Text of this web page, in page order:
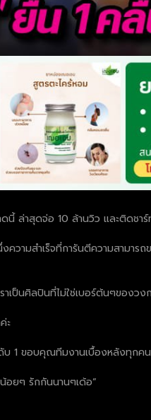
นี้ ล่าสุดจ่อ 10 ล้านวิว และติด
ามสำเร็จที่การันตีความสามาร
เป็นศิลปินที่ไม่ใช่เบอร์ต้นๆของวง
ะ
1 ขอบคุณทีมงานเบื้องหลังทุกค
ยๆ รักกันนานๆเด้อ”